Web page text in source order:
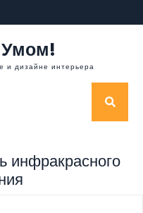
и дизайне интерьера
инфракрасного